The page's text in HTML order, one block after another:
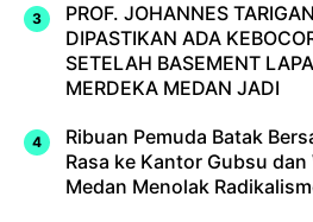
PROF. JOHANNES
DIPASTIKAN ADA
SETELAH BASEMENT
MERDEKA MEDAN JADI
Ribuan Pemuda Batak
Rasa ke Kantor Gubsu dan
Medan Menolak